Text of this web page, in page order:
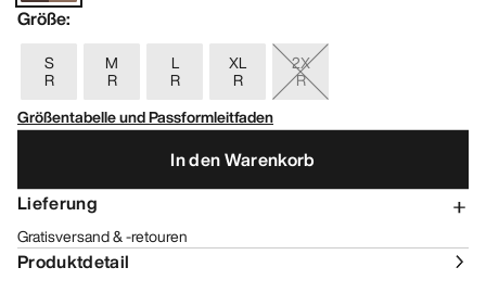
Größe:
S
R
M
R
L
R
XL
R
2X
R
Größentabelle und Passformleitfaden
In den Warenkorb
Lieferung
Gratisversand & -retouren
Produktdetail